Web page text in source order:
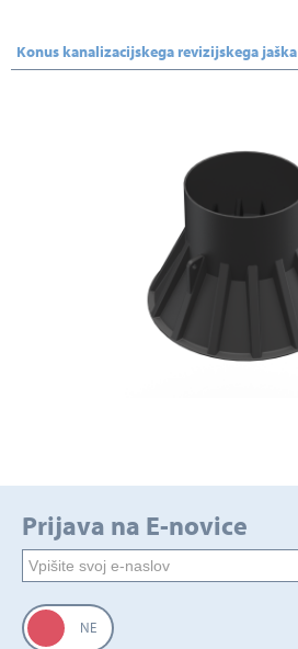
Konus kanalizacijskega revizijskega jaška
Prijava na E-novice